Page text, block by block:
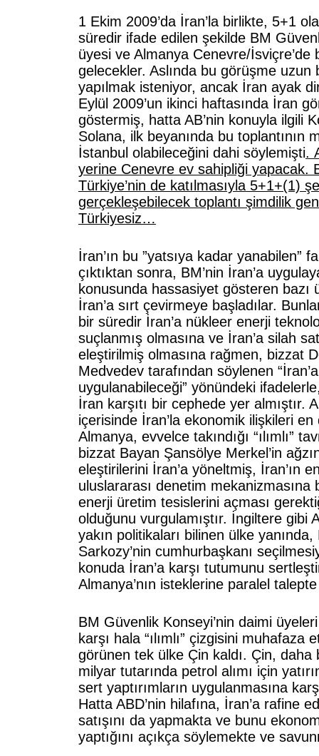
1 Ekim 2009’da İran’la birlikte, 5+1
süredir ifade edilen şekilde BM
üyesi ve Almanya Cenevre/İsviçre’de
gelecekler. Aslında bu görüşme uzun
yapılmak isteniyor, ancak İran ayak
Eylül 2009’un ikinci haftasında İran
göstermiş, hatta AB’nin konuyla ilgili
Solana, ilk beyanında bu toplantının
İstanbul olabileceğini dahi söylemişti.
yerine Cenevre ev sahipliği yapacak.
Türkiye’nin de katılmasıyla 5+1+(1)
gerçekleşebilecek toplantı şimdilik
Türkiyesiz…
İran’ın bu ”yatsıya kadar yanabilen”
çıktıktan sonra, BM’nin İran’a
konusunda hassasiyet gösteren bazı
İran’a sırt çevirmeye başladılar.
bir süredir İran’a nükleer enerji
suçlanmış olmasına ve İran’a silah
eleştirilmiş olmasına rağmen, bizzat
Medvedev tarafından söylenen
uygulanabileceği” yönündeki
İran karşıtı bir cephede yer almıştır.
içerisinde İran’la ekonomik ilişkileri
Almanya, evvelce takındığı “ılımlı”
bizzat Bayan Şansölye Merkel’in
eleştirilerini İran’a yöneltmiş, İran’ın
uluslararası denetim mekanizmasına
enerji üretim tesislerini açması
olduğunu vurgulamıştır. İngiltere gibi
yakın politikaları bilinen ülke yanında,
Sarkozy’nin cumhurbaşkanı
konuda İran’a karşı tutumunu
Almanya’nın isteklerine paralel
BM Güvenlik Konseyi’nin daimi
karşı hala “ılımlı” çizgisini muhafaza
görünen tek ülke Çin kaldı. Çin, daha
milyar tutarında petrol alımı için
sert yaptırımların uygulanmasına
Hatta ABD’nin hilafına, İran’a rafine
satışını da yapmakta ve bunu
yaptığını açıkça söylemekte ve